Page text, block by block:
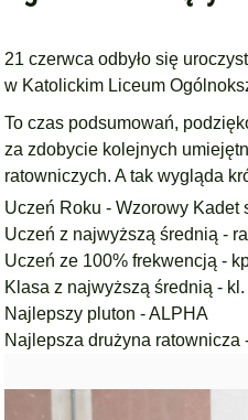
21 czerwca odbyło się
w Katolickim Liceum
To czas podsumowań,
za zdobycie kolejnych
ratowniczych. A tak wygląda
Uczeń Roku - Wzorowy Kadet
Uczeń z najwyższą średnią -
Uczeń ze 100% frekwencją -
Klasa z najwyższą średnią - kl.
Najlepszy pluton - ALPHA
Najlepsza drużyna ratownicza